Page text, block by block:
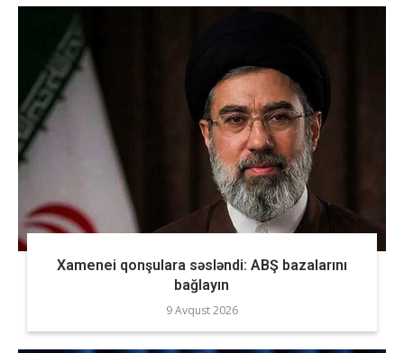
Xamenei qonşulara səsləndi: ABŞ bazalarını
bağlayın
9 Avqust 2026